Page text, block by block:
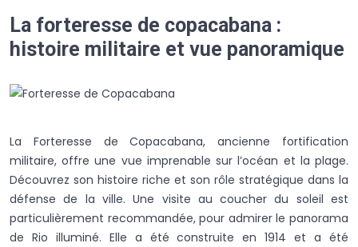
La forteresse de copacabana :
histoire militaire et vue panoramique
La Forteresse de Copacabana, ancienne fortification
militaire, offre une vue imprenable sur l’océan et la plage.
Découvrez son histoire riche et son rôle stratégique dans la
défense de la ville. Une visite au coucher du soleil est
particulièrement recommandée, pour admirer le panorama
de Rio illuminé. Elle a été construite en 1914 et a été